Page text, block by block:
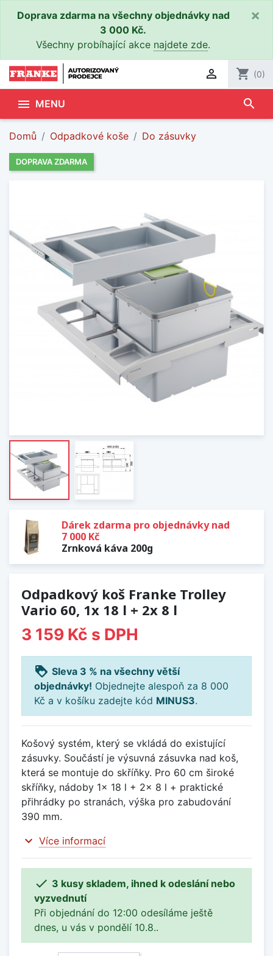
Doprava zdarma na všechny objednávky nad
3 000 Kč.
Všechny probíhající akce najdete zde.
×
 shopping_cart (0)
 MENU search
Domů Odpadkové koše Do zásuvky
DOPRAVA ZDARMA
Dárek zdarma pro objednávky nad
7 000 Kč
Zrnková káva 200g
Odpadkový koš Franke Trolley
Vario 60, 1x 18 l + 2x 8 l
3 159 Kč s DPH
loyalty Sleva 3 % na všechny větší
objednávky! Objednejte alespoň za 8 000
Kč a v košíku zadejte kód MINUS3.
Košový systém, který se vkládá do existující
zásuvky. Součástí je výsuvná zásuvka nad koš,
která se montuje do skříňky. Pro 60 cm široké
skříňky, nádoby 1x 18 l + 2x 8 l + praktické
přihrádky po stranách, výška pro zabudování
390 mm.
expand_more Více informací
 3 kusy skladem, ihned k odeslání nebo
vyzvednutí
Při objednání do 12:00 odesíláme ještě
dnes, u vás v pondělí 10.8..